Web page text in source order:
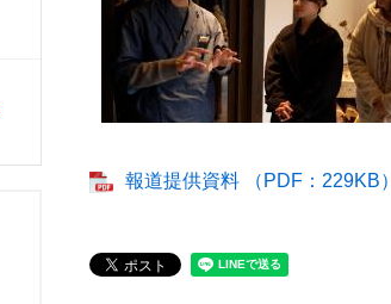
報道提供資料 （PDF：229KB）